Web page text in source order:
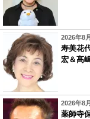
2026年8
寿美花
宏＆髙
2026年8
薬師寺